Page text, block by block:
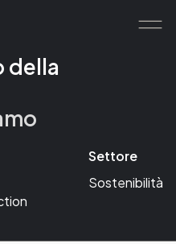
della
Settore
Sostenibilità